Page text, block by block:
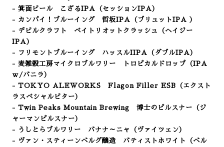
- 箕面ビール こざるIPA （セッションIPA）
- カンパイ！ブルーイング 哲坂IPA（ブリュットIPA ）
- デビルクラフト ペイトリオットクラッシュ（ヘイジー
IPA）
- フリモントブルーイング ハッスルIIPA（ダブルIPA）
- 麦雑穀工房マイクロブルワリー トロピカルドロップ （IPA
ｗ/バニラ）
- TOKYO ALEWORKS Flagon Filler ESB（エクスト
ラスペシャルビター）
- Twin Peaks Mountain Brewing 博士のピルスナー（ジ
ャーマンピルスナー）
- うしとらブルワリー バナナ～ニャ（ヴァイツェン）
- ヴァン・スティーンベルグ醸造 バティストホワイト（ベル